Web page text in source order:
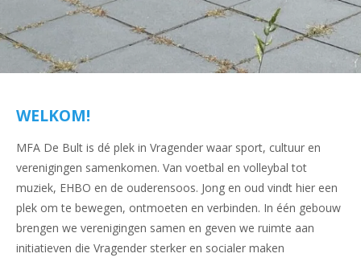
WELKOM!
MFA De Bult is dé plek in Vragender waar sport, cultuur en
verenigingen samenkomen. Van voetbal en volleybal tot
muziek, EHBO en de ouderensoos. Jong en oud vindt hier een
plek om te bewegen, ontmoeten en verbinden. In één gebouw
brengen we verenigingen samen en geven we ruimte aan
initiatieven die Vragender sterker en socialer maken